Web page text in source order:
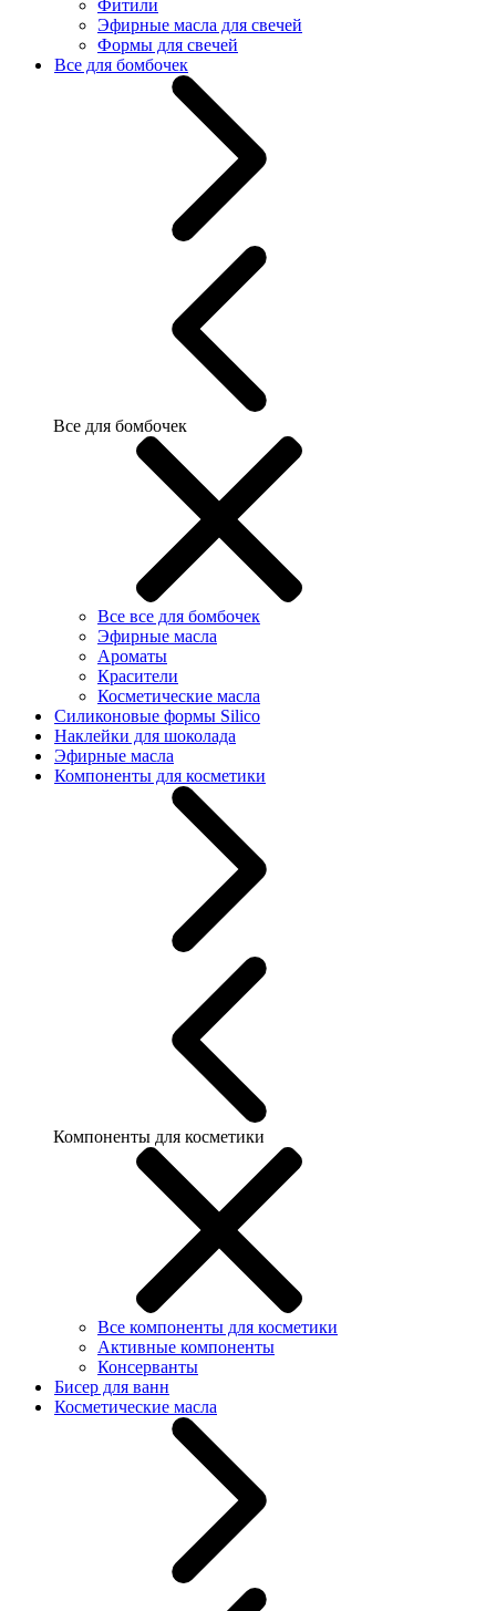
Фитили
Эфирные масла для свечей
Формы для свечей
Все для бомбочек
Все для бомбочек
Все все для бомбочек
Эфирные масла
Ароматы
Красители
Косметические масла
Силиконовые формы Silico
Наклейки для шоколада
Эфирные масла
Компоненты для косметики
Компоненты для косметики
Все компоненты для косметики
Активные компоненты
Консерванты
Бисер для ванн
Косметические масла